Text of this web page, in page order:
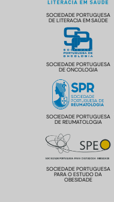
SOCIEDADE PORTUGUESA
DE LITERACIA EM SAÚDE
SOCIEDADE PORTUGUESA
DE ONCOLOGIA
SOCIEDADE PORTUGUESA
DE REUMATOLOGIA
SOCIEDADE PORTUGUESA
PARA O ESTUDO DA
OBESIDADE